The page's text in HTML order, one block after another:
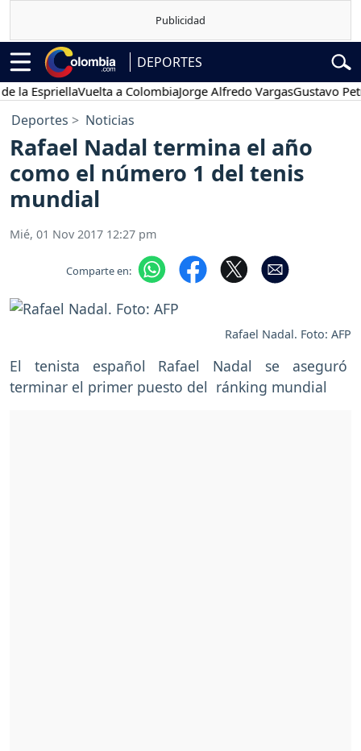
DEPORTES
Vuelta a ColombiaJorge Alfredo VargasGustavo Petro
Deportes Noticias
Rafael Nadal termina el año
como el número 1 del tenis
mundial
Mié, 01 Nov 2017 12:27 pm
Comparte en:
Rafael Nadal. Foto: AFP
El tenista español Rafael Nadal se aseguró
terminar el primer puesto del ránking mundial